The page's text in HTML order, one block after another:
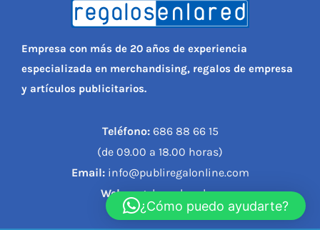
Empresa con más de 20 años de experiencia
especializada en merchandising, regalos de empresa
y artículos publicitarios.
Teléfono:686 88 66 15
(de 09.00 a 18.00 horas)
Email:info@publiregalonline.com
Web:regalosenlared.es
¿Cómo puedo ayudarte?